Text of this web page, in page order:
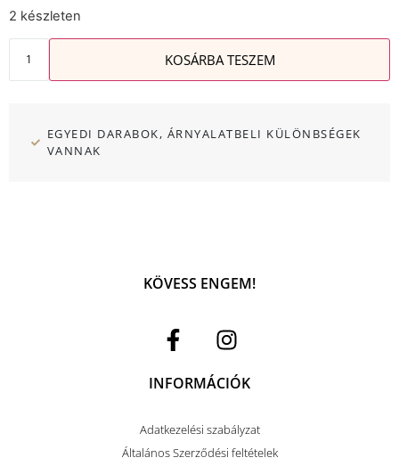
2 készleten
KOSÁRBA TESZEM
EGYEDI DARABOK, ÁRNYALATBELI KÜLÖNBSÉGEK
VANNAK
KÖVESS ENGEM!
INFORMÁCIÓK
Adatkezelési szabályzat
Általános Szerződési feltételek